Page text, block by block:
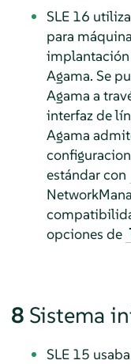
SLE 16
para
Agama. Se
Agama a
interfaz de
Agama
estándar con
opciones de
8 Sistema
SLE 15 usaba